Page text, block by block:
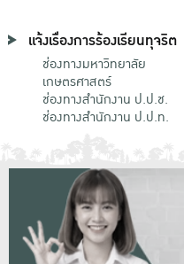
แจ้งเรื่องการร้องเรียนทุจริต
ช่องทางมหาวิทยาลัย
เกษตรศาสตร์
ช่องทางสำนักงาน ป.ป.ช.
ช่องทางสำนักงาน ป.ป.ท.